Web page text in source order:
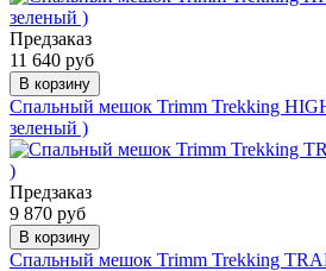
Предзаказ
11 640 руб
В корзину
Спальный мешок Trimm Trekking
зеленый )
Предзаказ
9 870 руб
В корзину
Спальный мешок Trimm Trekking